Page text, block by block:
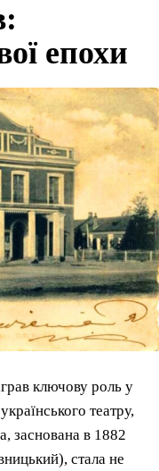
епохи
ключову роль у
театру,
заснована в 1882
стала не